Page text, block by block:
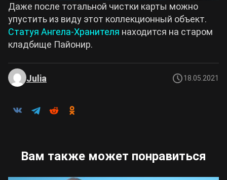
Даже после тотальной чистки карты можно
упустить из виду этот коллекционный объект.
Статуя Ангела-Хранителя находится на старом
кладбище Пайонир.
Julia 18.05.2021
Вам также может понравиться